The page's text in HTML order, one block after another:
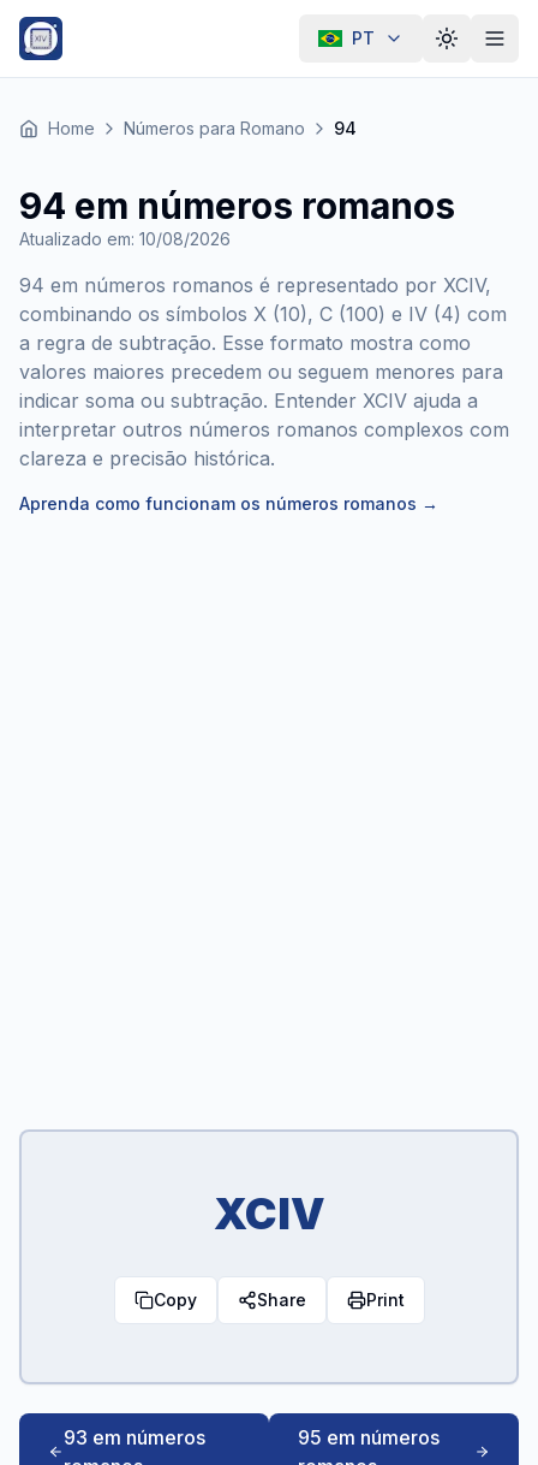
PT Alternar
Home Números para Romano 94
94 em números romanos
Atualizado em: 10/08/2026
94 em números romanos é representado por XCIV,
combinando os símbolos X (10), C (100) e IV (4) com
a regra de subtração. Esse formato mostra como
valores maiores precedem ou seguem menores para
indicar soma ou subtração. Entender XCIV ajuda a
interpretar outros números romanos complexos com
clareza e precisão histórica.
Aprenda como funcionam os números romanos →
XCIV
Copy Share Print
93 em números
95 em números